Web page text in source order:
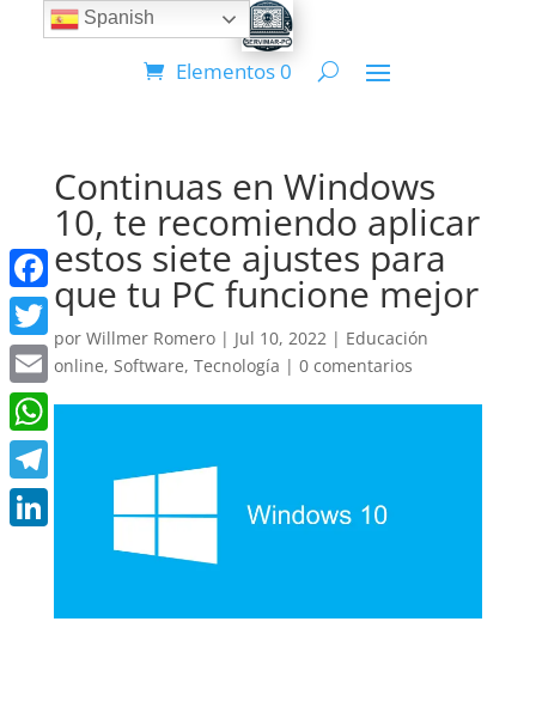
Elementos 0
Continuas en Windows
10, te recomiendo aplicar
estos siete ajustes para
que tu PC funcione mejor
por Willmer Romero| Jul 10, 2022| Educación
online, Software, Tecnología | 0 comentarios
Facebook
Twitter
Email
WhatsApp
Telegram
Spanish